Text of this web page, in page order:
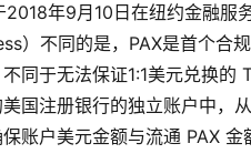
2018年9月10日在纽约金融服
）不同的是，PAX是首个合
同于无法保证1:1美元兑换的
国注册银行的独立账户中，
账户美元金额与流通 PAX 金